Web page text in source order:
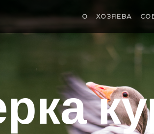
О ХОЗЯЕВА